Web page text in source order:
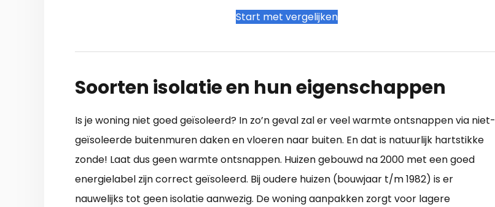
Start met vergelijken
Soorten isolatie en hun eigenschappen
Is je woning niet goed geïsoleerd? In zo’n geval zal er veel warmte ontsnappen via niet-
geïsoleerde buitenmuren daken en vloeren naar buiten. En dat is natuurlijk hartstikke
zonde! Laat dus geen warmte ontsnappen. Huizen gebouwd na 2000 met een goed
energielabel zijn correct geïsoleerd. Bij oudere huizen (bouwjaar t/m 1982) is er
nauwelijks tot geen isolatie aanwezig. De woning aanpakken zorgt voor lagere